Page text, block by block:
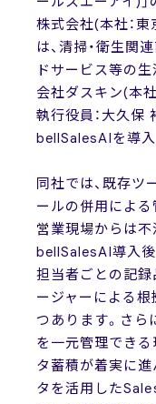
株式会社(本社：東
は、清掃・衛生関
ドサービス等の
会社ダスキン(本
執行役員：大久保
bellSalesAIを導入
同社では、既存ツ
ールの併用による
営業現場からは不
bellSalesAI導入後
担当者ごとの記録
ージャーによる
つあります。さら
を一元管理でき
タ蓄積が着実に進
タを活用した